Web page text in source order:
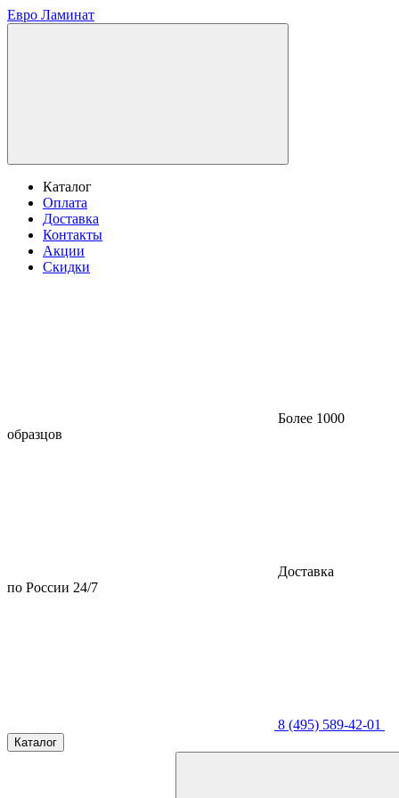
Евро Ламинат
Каталог
Оплата
Доставка
Контакты
Акции
Скидки
Более 1000
образцов
Доставка
по России 24/7
8 (495) 589-42-01
Каталог